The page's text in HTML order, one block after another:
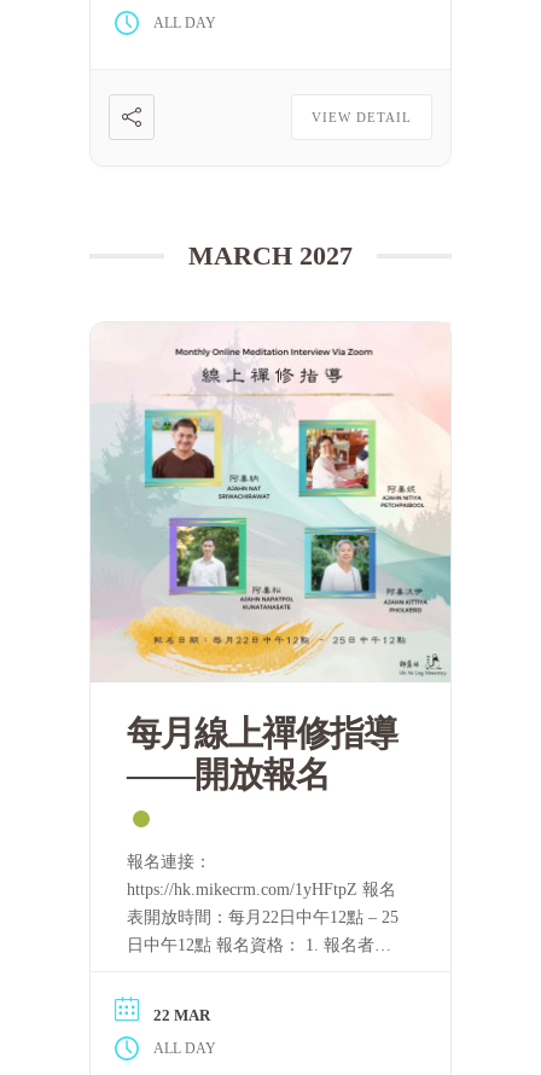
只要可以滿足上述條件，每一位修
ALL DAY
VIEW DETAIL
MARCH 2027
每月線上禪修指導
——開放報名
報名連接：
https://hk.mikecrm.com/1yHFtpZ 報名
表開放時間：每月22日中午12點 – 25
日中午12點 報名資格： 1. 報名者需
「泰國四念處禪修課程」的音頻，或
只要可以滿足上述條件，每一位修
22 MAR
ALL DAY